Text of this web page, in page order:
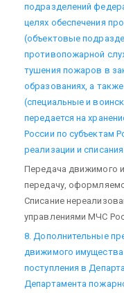
подразделений
целях обеспечения
(объектовые
противопожарной
тушения пожаров в
образованиях, а
(специальные и
передается на
России по субъектам
реализации и списания.
Передача движимого
передачу,
Списание
управлениями МЧС
8. Дополнительные
движимого
поступления в
Департамента